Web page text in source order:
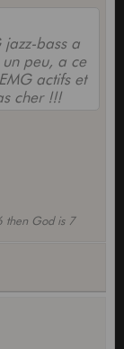
bass a
peu, a ce
actifs et
cher !!!
then God is 7